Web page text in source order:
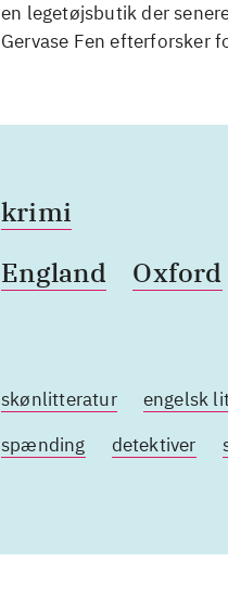
en legetøjsbutik der
Gervase Fen efterforsker
krimi
England
Oxford
skønlitteratur engelsk
spænding
detektiver